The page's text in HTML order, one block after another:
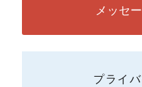
メッセ
プライ